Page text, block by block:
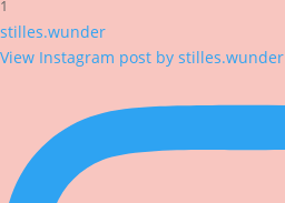
1
stilles.wunder
View Instagram post by stilles.wunder